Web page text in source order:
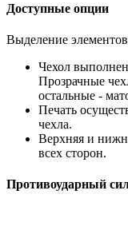
Доступные опции
Выделение
Чехол
Прозрачные
остальные -
Печать
чехла.
Верхняя и
всех сторон.
Противоударный